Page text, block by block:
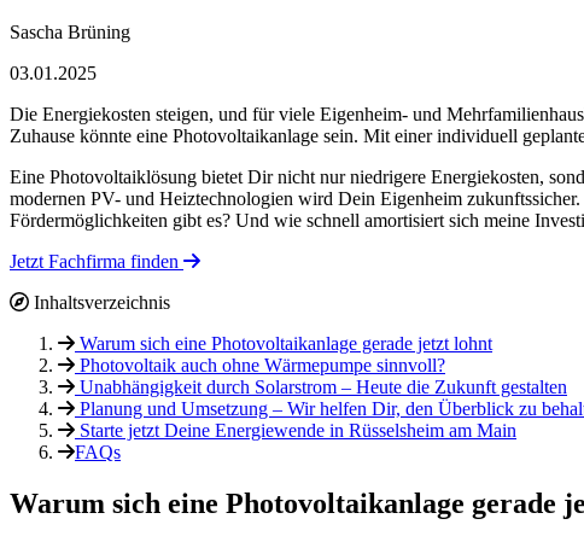
Sascha Brüning
03.01.2025
Die Energiekosten steigen, und für viele Eigenheim- und
Zuhause könnte eine Photovoltaikanlage sein. Mit einer individuell
Eine Photovoltaiklösung bietet Dir nicht nur niedrigere Energiekosten,
modernen PV- und Heiztechnologien wird Dein Eigenheim
Fördermöglichkeiten gibt es? Und wie schnell amortisiert sich meine
Jetzt Fachfirma finden
Inhaltsverzeichnis
Warum sich eine Photovoltaikanlage gerade jetzt lohnt
Photovoltaik auch ohne Wärmepumpe sinnvoll?
Unabhängigkeit durch Solarstrom – Heute die Zukunft gestalten
Planung und Umsetzung – Wir helfen Dir, den Überblick zu
Starte jetzt Deine Energiewende in Rüsselsheim am Main
FAQs
Warum sich eine Photovoltaikanlage gerade